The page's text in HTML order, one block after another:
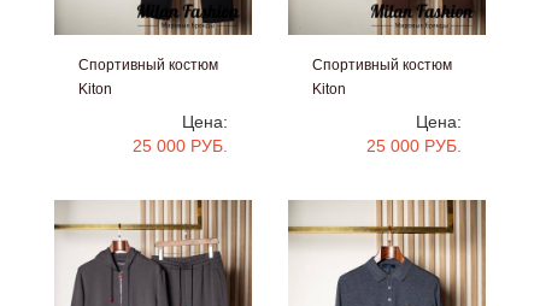
Спортивный костюм
Kiton
Цена:
25 000 РУБ.
Спортивный костюм
Kiton
Цена:
25 000 РУБ.